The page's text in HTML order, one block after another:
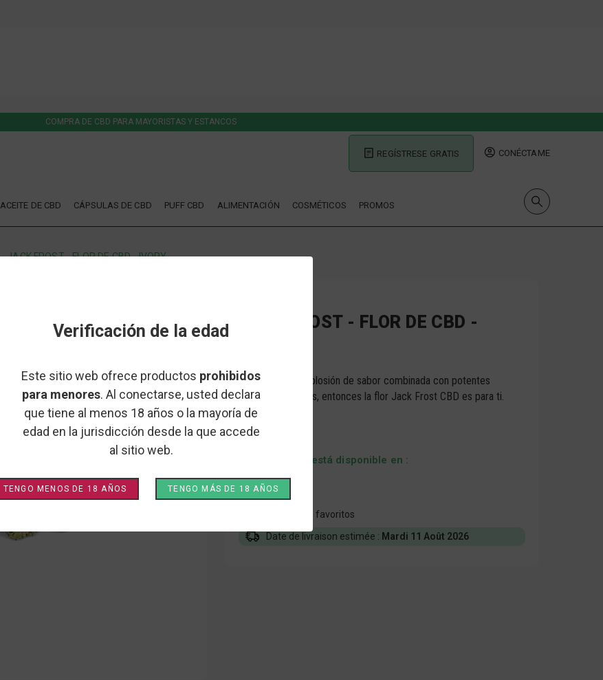
Verificación de la edad
Este sitio web ofrece productos prohibidos
para menores. Al conectarse, usted declara
que tiene al menos 18 años o la mayoría de
edad en la jurisdicción desde la que accede
al sitio web.
TENGO MENOS DE 18 AÑOS TENGO MÁS DE 18 AÑOS
COMPRA DE CBD PARA MAYORISTAS Y ESTANCOS
REGÍSTRESE GRATIS CONÉCTAME
ACEITE DE CBD CÁPSULAS DE CBD PUFF CBD ALIMENTACIÓN COSMÉTICOS PROMOS
JACK FROST - FLOR DE CBD - IVORY
JACK FROST - FLOR DE CBD -
Si buscas una explosión de sabor combinada con potentes
efectos relajantes, entonces la flor Jack Frost CBD es para ti.
Este producto está disponible en :
10 g
Añadir a mis favoritos
Date de livraison estimée : Mardi 11 Août 2026